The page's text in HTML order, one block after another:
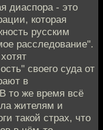
диаспора - это
которая
русским
расследование".
своего суда от
в
то же время всё
жителям и
такой страх, что